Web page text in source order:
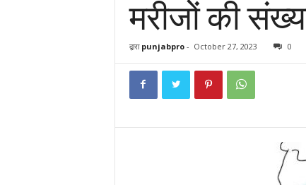
मरीजों की
द्वारा punjabpro- October 27, 2023 0